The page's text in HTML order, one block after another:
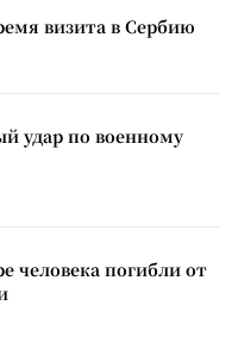
визита в Сербию
удар по военному
человека погибли от